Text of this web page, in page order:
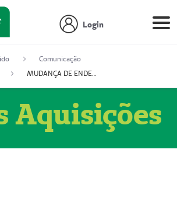
Login
Comunicação
MUDANÇA DE ENDEREÇO - DIAGITAB SERVIÇOS MÉDICOS LTDA (54003267-5)
Aquisições